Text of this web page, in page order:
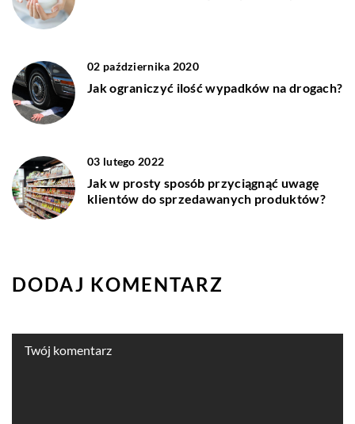
02 października 2020
Jak ograniczyć ilość wypadków na drogach?
03 lutego 2022
Jak w prosty sposób przyciągnąć uwagę
klientów do sprzedawanych produktów?
DODAJ KOMENTARZ